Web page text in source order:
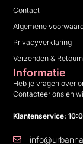
Contact
Algemene
Privacyverklaring
Verzenden &
Informatie
Heb je vragen over
Contacteer ons en
Klantenservice: